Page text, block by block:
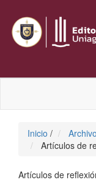
Inicio /
Artículos de
Artículos de